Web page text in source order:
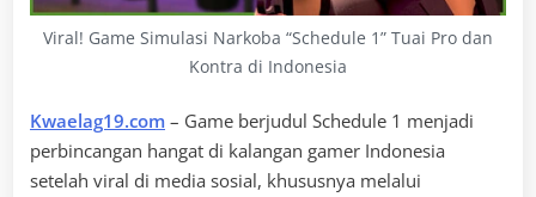
Viral! Game Simulasi Narkoba “Schedule 1” Tuai Pro dan
Kontra di Indonesia
Kwaelag19.com – Game berjudul Schedule 1 menjadi
perbincangan hangat di kalangan gamer Indonesia
setelah viral di media sosial, khususnya melalui